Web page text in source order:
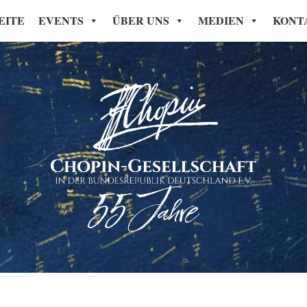
EVENTS ÜBER UNS MEDIEN
Chopin-Gesellschaft